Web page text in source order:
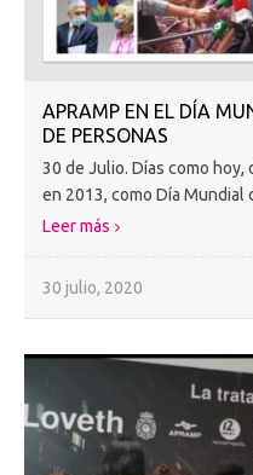
APRAMP EN EL DÍA
DE PERSONAS
30 de Julio. Días como hoy,
en 2013, como Día Mundial
Leer más
30 julio, 2020